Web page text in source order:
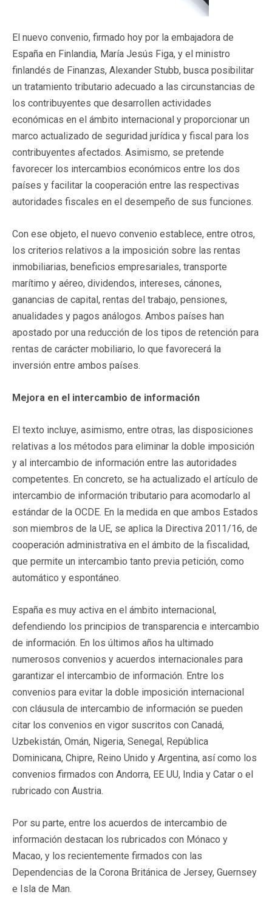
El nuevo convenio, firmado hoy por la embajadora de
España en Finlandia, María Jesús Figa, y el ministro
finlandés de Finanzas, Alexander Stubb, busca posibilitar
un tratamiento tributario adecuado a las circunstancias de
los contribuyentes que desarrollen actividades
económicas en el ámbito internacional y proporcionar un
marco actualizado de seguridad jurídica y fiscal para los
contribuyentes afectados. Asimismo, se pretende
favorecer los intercambios económicos entre los dos
países y facilitar la cooperación entre las respectivas
autoridades fiscales en el desempeño de sus funciones.
Con ese objeto, el nuevo convenio establece, entre otros,
los criterios relativos a la imposición sobre las rentas
inmobiliarias, beneficios empresariales, transporte
marítimo y aéreo, dividendos, intereses, cánones,
ganancias de capital, rentas del trabajo, pensiones,
anualidades y pagos análogos. Ambos países han
apostado por una reducción de los tipos de retención para
rentas de carácter mobiliario, lo que favorecerá la
inversión entre ambos países.
Mejora en el intercambio de información
El texto incluye, asimismo, entre otras, las disposiciones
relativas a los métodos para eliminar la doble imposición
y al intercambio de información entre las autoridades
competentes. En concreto, se ha actualizado el artículo de
intercambio de información tributario para acomodarlo al
estándar de la OCDE. En la medida en que ambos Estados
son miembros de la UE, se aplica la Directiva 2011/16, de
cooperación administrativa en el ámbito de la fiscalidad,
que permite un intercambio tanto previa petición, como
automático y espontáneo.
España es muy activa en el ámbito internacional,
defendiendo los principios de transparencia e intercambio
de información. En los últimos años ha ultimado
numerosos convenios y acuerdos internacionales para
garantizar el intercambio de información. Entre los
convenios para evitar la doble imposición internacional
con cláusula de intercambio de información se pueden
citar los convenios en vigor suscritos con Canadá,
Uzbekistán, Omán, Nigeria, Senegal, República
Dominicana, Chipre, Reino Unido y Argentina, así como los
convenios firmados con Andorra, EE UU, India y Catar o el
rubricado con Austria.
Por su parte, entre los acuerdos de intercambio de
información destacan los rubricados con Mónaco y
Macao, y los recientemente firmados con las
Dependencias de la Corona Británica de Jersey, Guernsey
e Isla de Man.